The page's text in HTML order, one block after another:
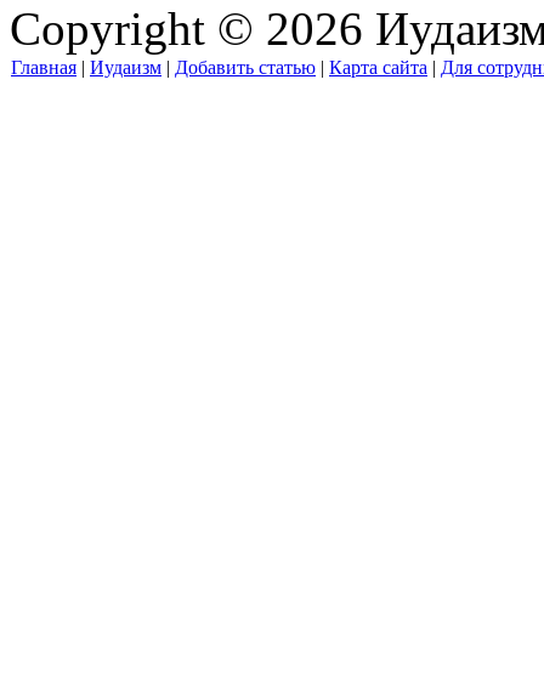
Copyright © 2026
Главная | Иудаизм | Добавить статью | Карта сайта | Для